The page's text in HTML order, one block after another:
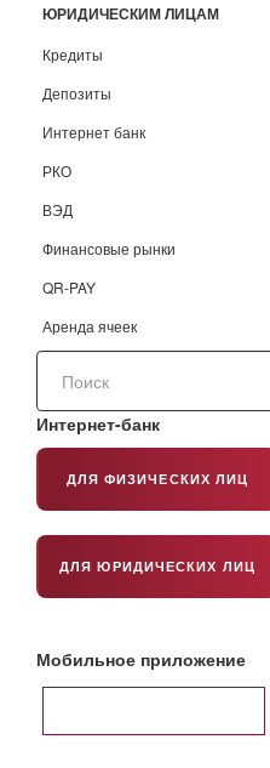
ЮРИДИЧЕСКИМ ЛИЦАМ
Кредиты
Депозиты
Интернет банк
РКО
ВЭД
Финансовые рынки
QR-PAY
Аренда ячеек
Поиск
сайту
Интернет-банк
ДЛЯ ФИЗИЧЕСКИХ ЛИЦ
ДЛЯ ЮРИДИЧЕСКИХ ЛИЦ
Мобильное приложение